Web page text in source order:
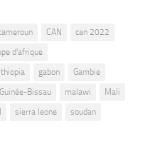
CAN
can 2022
d'afrique
gabon
Gambie
Guinée-Bissau malawi
Mali
sierra leone
soudan